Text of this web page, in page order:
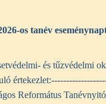
os tanév
és tűzvédelmi
értekezlet:
Református